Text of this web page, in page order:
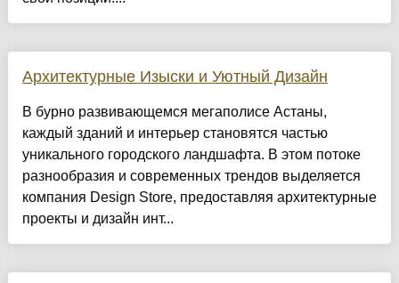
Архитектурные Изыски и Уютный Дизайн
​В бурно развивающемся мегаполисе Астаны,
каждый зданий и интерьер становятся частью
уникального городского ландшафта. В этом потоке
разнообразия и современных трендов выделяется
компания Design Store, предоставляя архитектурные
проекты и дизайн инт...